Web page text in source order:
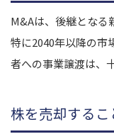
M&Aは、後継となる
特に2040年以降の市
者への事業譲渡は、
株を売却する